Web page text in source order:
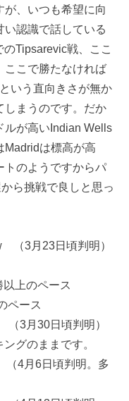
、いつも希望に向
認識で話している
Tipsarevic戦、ここ
ここで勝たなければ
いう直向きさが無か
しまうのです。だか
ルが高いIndian Wells
Madridは標高が高
トのようですからパ
ら挑戦で良しと思っ
（3月23日頃判明）
上のペース
ース
3月30日頃判明）
グのままです。
4月6日頃判明。多